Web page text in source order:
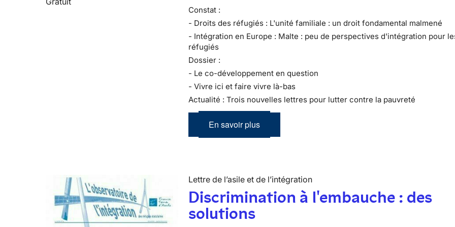
Constat :
- Droits des réfugiés : L'unité familiale : un droit fondamental malmené
- Intégration en Europe : Malte : peu de perspectives d'intégration pour
réfugiés
Dossier :
- Le co-développement en question
- Vivre ici et faire vivre là-bas
Actualité : Trois nouvelles lettres pour lutter contre la pauvreté
En savoir plus
Lettre de l’asile et de l’intégration
Discrimination à l'embauche : des
solutions